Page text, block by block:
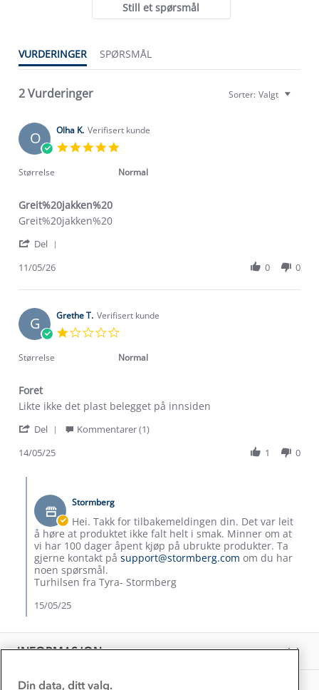
Still et spørsmål
VURDERINGER SPØRSMÅL
2 Vurderinger Sorter: Valgt
O Olha K. Verifisert kunde
rating
Størrelse Normal
Greit%20jakken%20
Review
Olha
on
May
review
Greit%20jakken%20
Greit%20jakken%20
Del
Olha
on
11
May
11/05/26 0 0
G Grethe T. Verifisert kunde
rating
Størrelse Normal
Foret
Review
Grethe
on
May
review
Foret
Likte ikke det plast belegget på innsiden
Del
on
14
May
2025
Kommentarer (1)
14/05/25
1 0
Butikkeier
on
Review
by
Grethe
T.
on
May
2025
Stormberg
Hei. Takk for tilbakemeldingen din. Det var leit
å høre at produktet ikke falt helt i smak. Minner om at
vi har 100 dager åpent kjøp på ubrukte produkter. Ta
gjerne kontakt på support@stormberg.com om du har
noen spørsmål.
Turhilsen fra Tyra- Stormberg
15/05/25
INFORMASJON
Kontakt oss
Konkurransevinnere
Kundeklubb
Våre butikker
Bedrift, barnehage og SFO
Presse
Om Stormberg
Etisk handel
Dyreetikk
1% til samfunnet
Inkludering
Materialer
Personvern
Samarbeide med oss?
Trelagsprinsippet barn
Dette trenger du til barnehagen
Gravidklær
Hvordan velge riktig turtøy?
Store størrelser
Turmat oppskrifter
Norgesferie 🇳🇴
Få turinspirasjon og tips her⛰
Overnatte utendørs⛺
Din data, ditt valg.